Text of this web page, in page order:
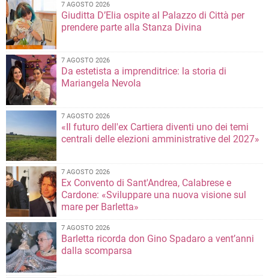
7 AGOSTO 2026
Giuditta D’Elia ospite al Palazzo di Città per
prendere parte alla Stanza Divina
7 AGOSTO 2026
Da estetista a imprenditrice: la storia di
Mariangela Nevola
7 AGOSTO 2026
«Il futuro dell'ex Cartiera diventi uno dei temi
centrali delle elezioni amministrative del 2027»
7 AGOSTO 2026
Ex Convento di Sant'Andrea, Calabrese e
Cardone: «Sviluppare una nuova visione sul
mare per Barletta»
7 AGOSTO 2026
Barletta ricorda don Gino Spadaro a vent’anni
dalla scomparsa